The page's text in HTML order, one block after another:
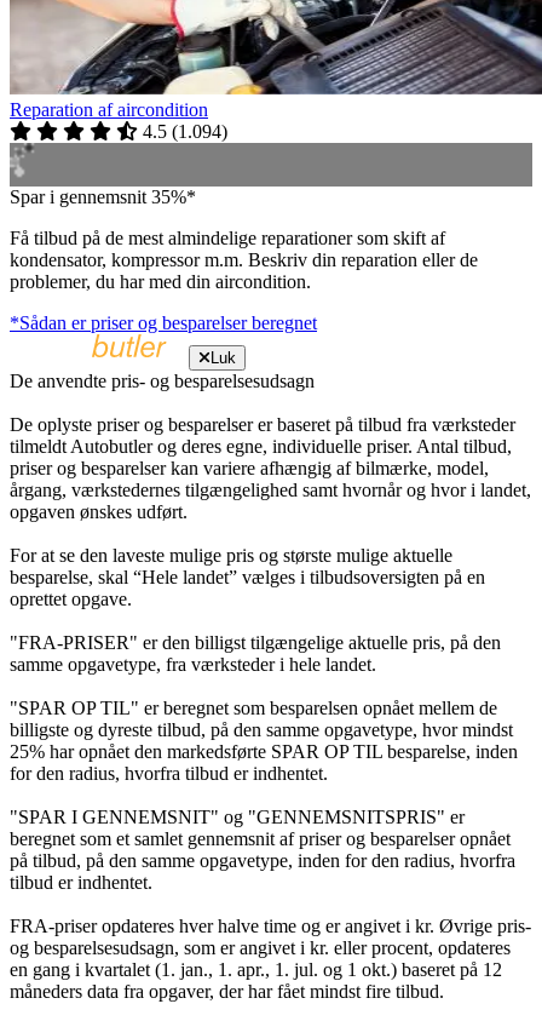
Reparation af aircondition
4.5 (1.094)
Spar i gennemsnit 35%*
Få tilbud på de mest almindelige reparationer som skift af
kondensator, kompressor m.m. Beskriv din reparation eller de
problemer, du har med din aircondition.
*Sådan er priser og besparelser beregnet
Luk
De anvendte pris- og besparelsesudsagn
De oplyste priser og besparelser er baseret på tilbud fra værksteder
tilmeldt Autobutler og deres egne, individuelle priser. Antal tilbud,
priser og besparelser kan variere afhængig af bilmærke, model,
årgang, værkstedernes tilgængelighed samt hvornår og hvor i landet,
opgaven ønskes udført.
For at se den laveste mulige pris og største mulige aktuelle
besparelse, skal “Hele landet” vælges i tilbudsoversigten på en
oprettet opgave.
"FRA-PRISER" er den billigst tilgængelige aktuelle pris, på den
samme opgavetype, fra værksteder i hele landet.
"SPAR OP TIL" er beregnet som besparelsen opnået mellem de
billigste og dyreste tilbud, på den samme opgavetype, hvor mindst
25% har opnået den markedsførte SPAR OP TIL besparelse, inden
for den radius, hvorfra tilbud er indhentet.
"SPAR I GENNEMSNIT" og "GENNEMSNITSPRIS" er
beregnet som et samlet gennemsnit af priser og besparelser opnået
på tilbud, på den samme opgavetype, inden for den radius, hvorfra
tilbud er indhentet.
FRA-priser opdateres hver halve time og er angivet i kr. Øvrige pris-
og besparelsesudsagn, som er angivet i kr. eller procent, opdateres
en gang i kvartalet (1. jan., 1. apr., 1. jul. og 1 okt.) baseret på 12
måneders data fra opgaver, der har fået mindst fire tilbud.